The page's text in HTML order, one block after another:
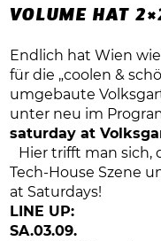
VOLUME HAT
Endlich hat Wien
für die „coolen &
umgebaute
unter neu im
saturday at
Hier trifft man sich,
Tech-House Szene
at Saturdays!
LINE UP:
SA.03.09.